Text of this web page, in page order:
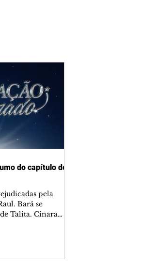
do capítulo de
pela
Bará se
Talita. Cinara